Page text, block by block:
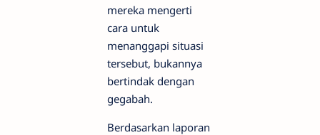
mereka mengerti
cara untuk
menanggapi situasi
tersebut, bukannya
bertindak dengan
gegabah.
Berdasarkan laporan